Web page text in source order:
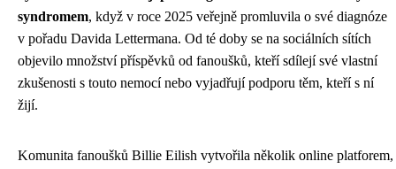
syndromem, když v roce 2025 veřejně promluvila o své diagnóze
v pořadu Davida Lettermana. Od té doby se na sociálních sítích
objevilo množství příspěvků od fanoušků, kteří sdílejí své vlastní
zkušenosti s touto nemocí nebo vyjadřují podporu těm, kteří s ní
žijí.
Komunita fanoušků Billie Eilish vytvořila několik online platforem,